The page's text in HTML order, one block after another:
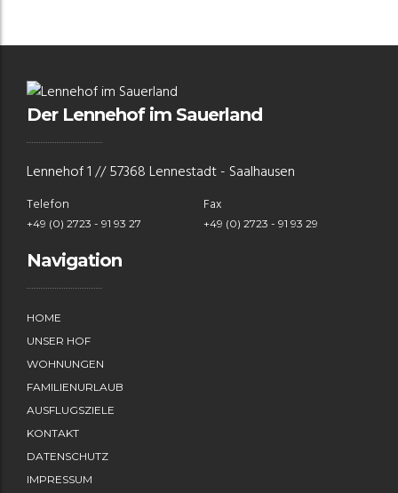
Der Lennehof im Sauerland
Lennehof 1 // 57368 Lennestadt - Saalhausen
Telefon
+49 (0) 2723 - 91 93 27
Fax
+49 (0) 2723 - 91 93 29
Navigation
HOME
UNSER HOF
WOHNUNGEN
FAMILIENURLAUB
AUSFLUGSZIELE
KONTAKT
DATENSCHUTZ
IMPRESSUM